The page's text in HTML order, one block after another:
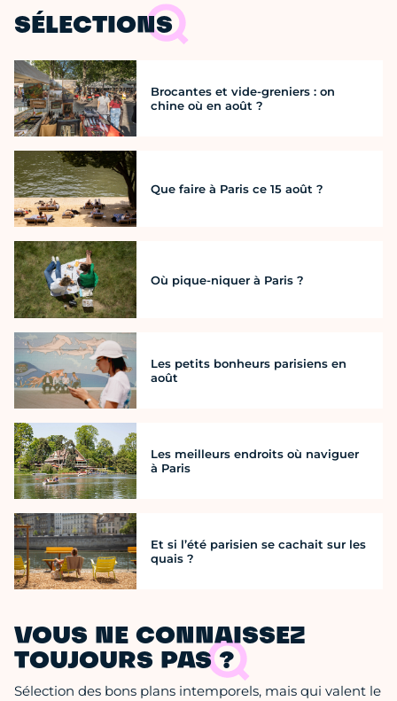
SÉLECTIONS
Brocantes et vide-greniers : on
chine où en août ?
Que faire à Paris ce 15 août ?
Où pique-niquer à Paris ?
Les petits bonheurs parisiens en
août
Les meilleurs endroits où naviguer
à Paris
Et si l’été parisien se cachait sur les
quais ?
VOUS NE CONNAISSEZ
TOUJOURS PAS ?
Sélection des bons plans intemporels, mais qui valent le